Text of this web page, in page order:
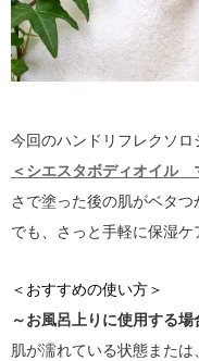
今回のハンドリフレクソ
＜シエスタボディオイル
さで塗った後の肌がベタ
でも、さっと手軽に保湿ケ
＜おすすめの使い方＞
～お風呂上りに使用する場
肌が濡れている状態また